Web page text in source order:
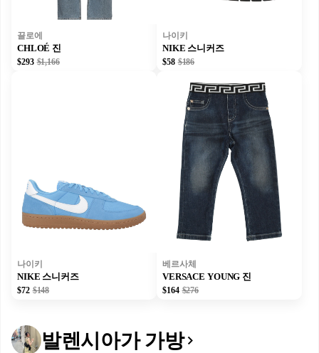
끌로에
CHLOÉ 진
$293 $1,166
나이키
NIKE 스니커즈
$58 $186
나이키
NIKE 스니커즈
$72 $148
베르사체
VERSACE YOUNG 진
$164 $276
발렌시아가 가방